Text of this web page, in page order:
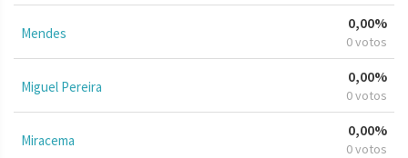
Mendes
0,00%
0 votos
Miguel Pereira
0,00%
0 votos
Miracema
0,00%
0 votos